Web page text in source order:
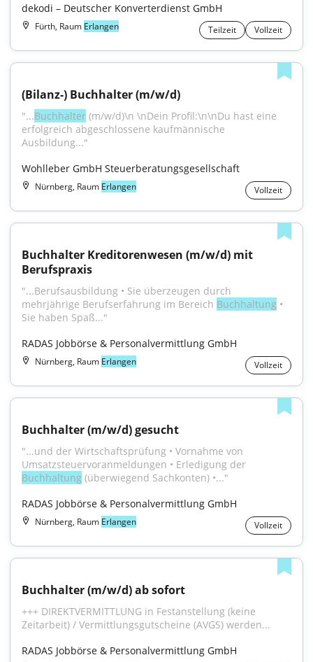
dekodi – Deutscher Konverterdienst GmbH
Fürth, Raum Erlangen Teilzeit Vollzeit
(Bilanz-) Buchhalter (m/w/d)
"...Buchhalter (m/w/d)\n \nDein Profil:\n\nDu hast eine
erfolgreich abgeschlossene kaufmännische
Ausbildung..."
Wohlleber GmbH Steuerberatungsgesellschaft
Nürnberg, Raum Erlangen Vollzeit
Buchhalter Kreditorenwesen (m/w/d) mit
Berufspraxis
"...Berufsausbildung • Sie überzeugen durch
mehrjährige Berufserfahrung im Bereich Buchhaltung •
Sie haben Spaß..."
RADAS Jobbörse & Personalvermittlung GmbH
Nürnberg, Raum Erlangen Vollzeit
Buchhalter (m/w/d) gesucht
"...und der Wirtschaftsprüfung • Vornahme von
Buchhaltung (überwiegend Sachkonten) •..."
RADAS Jobbörse & Personalvermittlung GmbH
Nürnberg, Raum Erlangen Vollzeit
Buchhalter (m/w/d) ab sofort
+++ DIREKTVERMITTLUNG in Festanstellung (keine
Zeitarbeit) / Vermittlungsgutscheine (AVGS) werden...
RADAS Jobbörse & Personalvermittlung GmbH